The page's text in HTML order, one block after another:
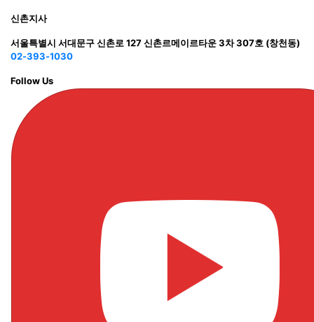
신촌지사
서울특별시 서대문구 신촌로 127 신촌르메이르타운 3차 307호 (창천동)
02-393-1030
Follow Us